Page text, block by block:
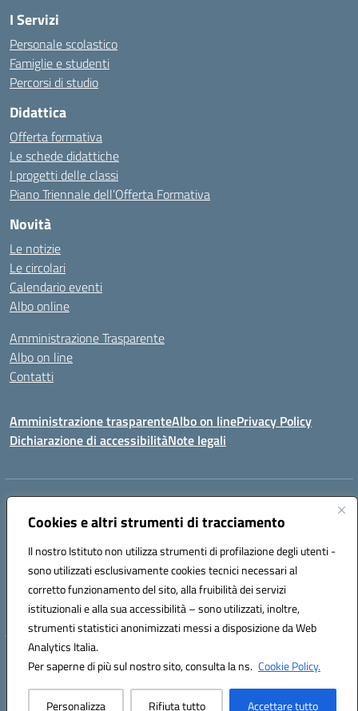
Cookies e altri strumenti di tracciamento
Il nostro Istituto non utilizza strumenti di profilazione degli utenti -
sono utilizzati esclusivamente cookies tecnici necessari al
corretto funzionamento del sito, alla fruibilità dei servizi
istituzionali e alla sua accessibilità – sono utilizzati, inoltre,
strumenti statistici anonimizzati messi a disposizione da Web
Analytics Italia.
Per saperne di più sul nostro sito, consulta la ns. Cookie Policy.
Personalizza Rifiuta tutto Accettare tutto
I Servizi
Personale scolastico
Famiglie e studenti
Percorsi di studio
Didattica
Offerta formativa
Le schede didattiche
I progetti delle classi
Piano Triennale dell’Offerta Formativa
Novità
Le notizie
Le circolari
Calendario eventi
Albo online
Amministrazione Trasparente
Albo on line
Contatti
Amministrazione trasparenteAlbo on linePrivacy Policy
Dichiarazione di accessibilitàNote legali
Indirizzo:
Centralino:078170786 Email:caic875002@istruzione.it
Codice fiscale: 90027700922
Codice meccanografico:
CAIC875002
Codice unico di fatturazione (CUF): UFVRG0
Hosting & Powered by 3D Solution S.r.l.
Concept & Design by Designers Italia